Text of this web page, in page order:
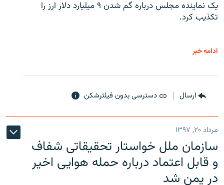
یک نماینده مجلس درباره گم شدن ۹ میلیارد دلار ارز را
تکذیب کرد.
ادامه خبر
ارسال دسترسی بدون فیلترشکن
مرداد ۲۰, ۱۳۹۷
سازمان ملل خواستار تحقیقاتی شفاف
و قابل اعتماد درباره حمله هوایی اخیر
در یمن شد